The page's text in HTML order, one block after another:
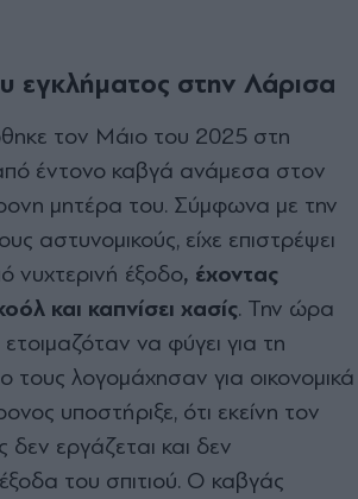
εγκλήματος στην Λάρισα
τον Μάιο του 2025 στη
έντονο καβγά ανάμεσα στον
μητέρα του. Σύμφωνα με την
αστυνομικούς, είχε επιστρέψει
νυχτερινή έξοδο, έχοντας
και καπνίσει χασίς. Την ώρα
να φύγει για τη
τους λογομάχησαν για οικονομικά
υποστήριξε, ότι εκείνη τον
εργάζεται και δεν
του σπιτιού. Ο καβγάς